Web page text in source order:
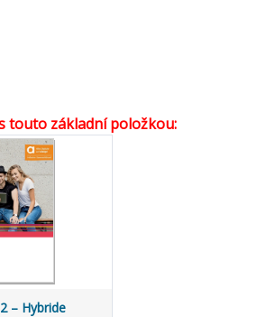
touto základní položkou:
– Hybride